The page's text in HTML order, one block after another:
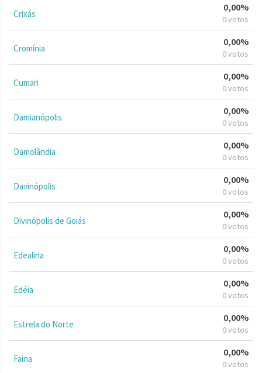
Crixás
0,00%
0 votos
Cromínia
0,00%
0 votos
Cumari
0,00%
0 votos
Damianópolis
0,00%
0 votos
Damolândia
0,00%
0 votos
Davinópolis
0,00%
0 votos
Divinópolis de Goiás
0,00%
0 votos
Edealina
0,00%
0 votos
Edéia
0,00%
0 votos
Estrela do Norte
0,00%
0 votos
Faina
0,00%
0 votos